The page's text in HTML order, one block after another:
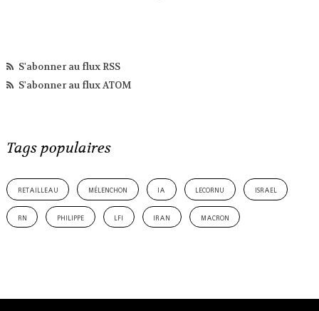
S'abonner au flux RSS
S'abonner au flux ATOM
Tags populaires
retailleau mélenchon ia lecornu israel
rn philippe lfi iran macron